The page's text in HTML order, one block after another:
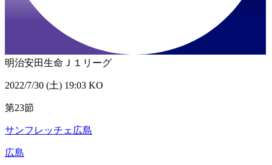
明治安田生命Ｊ１リーグ
2022/7/30 (土) 19:03 KO
第23節
サンフレッチェ広島
広島